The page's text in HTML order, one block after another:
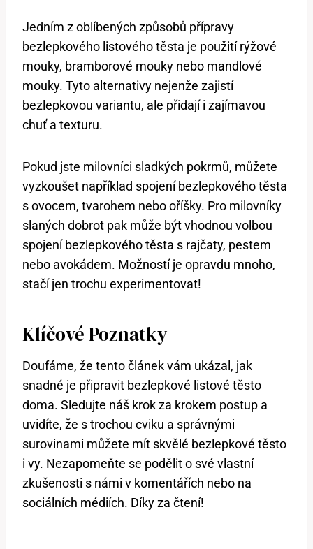
Jedním z oblíbených způsobů přípravy
bezlepkového listového těsta je použití rýžové
mouky, bramborové mouky nebo mandlové
mouky. Tyto alternativy nejenže zajistí
bezlepkovou variantu, ale přidají i zajímavou
chuť a texturu.
Pokud jste milovníci sladkých pokrmů, můžete
vyzkoušet například spojení bezlepkového těsta
s ovocem, tvarohem nebo oříšky. Pro milovníky
slaných dobrot pak může být vhodnou volbou
spojení bezlepkového těsta s rajčaty, pestem
nebo avokádem. Možností je opravdu mnoho,
stačí jen trochu experimentovat!
Klíčové Poznatky
Doufáme, že tento článek vám ukázal, jak
snadné je připravit bezlepkové listové těsto
doma. Sledujte náš krok za krokem postup a
uvidíte, že s trochou cviku a správnými
surovinami můžete mít skvělé bezlepkové těsto
i vy. Nezapomeňte se podělit o své vlastní
zkušenosti s námi v komentářích nebo na
sociálních médiích. Díky za čtení!